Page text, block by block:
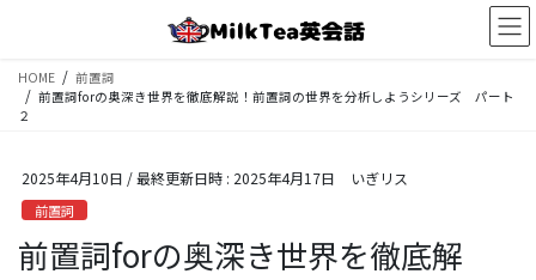
HOME
前置詞
前置詞forの奥深き世界を徹底解説！前置詞の世界を分析しようシリーズ パート
２
2025年4月10日 / 最終更新日時 : 2025年4月17日 いぎリス
前置詞
前置詞forの奥深き世界を徹底解